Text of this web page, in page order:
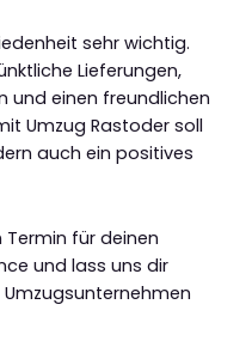
sehr wichtig.
Lieferungen,
und einen freundlichen
Umzug Rastoder soll
auch ein positives
für deinen
und lass uns dir